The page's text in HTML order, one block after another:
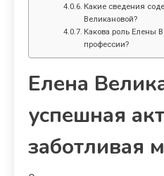
Какие сведения
Великановой?
Какова роль Елены
профессии?
Елена
успешная
заботливая